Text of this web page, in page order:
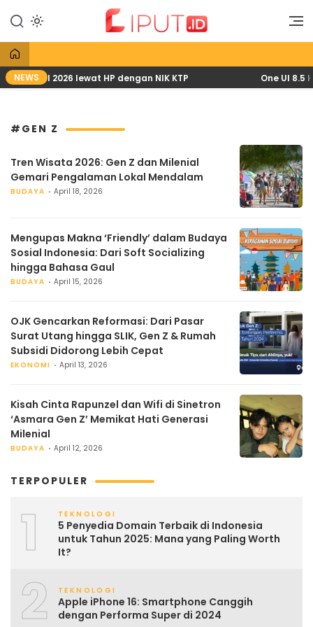
konten
Liput
Liputan Digital
NEWS
April 2026 lewat HP dengan NIK KTP One UI 8.5
#GEN Z
Tren Wisata 2026: Gen Z dan Milenial
Gemari Pengalaman Lokal Mendalam
BUDAYA April 18, 2026
Mengupas Makna ‘Friendly’ dalam Budaya
Sosial Indonesia: Dari Soft Socializing
hingga Bahasa Gaul
BUDAYA April 15, 2026
OJK Gencarkan Reformasi: Dari Pasar
Surat Utang hingga SLIK, Gen Z & Rumah
Subsidi Didorong Lebih Cepat
EKONOMI April 13, 2026
Kisah Cinta Rapunzel dan Wifi di Sinetron
‘Asmara Gen Z’ Memikat Hati Generasi
Milenial
BUDAYA April 12, 2026
TERPOPULER
1 TEKNOLOGI
5 Penyedia Domain Terbaik di Indonesia
untuk Tahun 2025: Mana yang Paling Worth
It?
2 TEKNOLOGI
Apple iPhone 16: Smartphone Canggih
dengan Performa Super di 2024